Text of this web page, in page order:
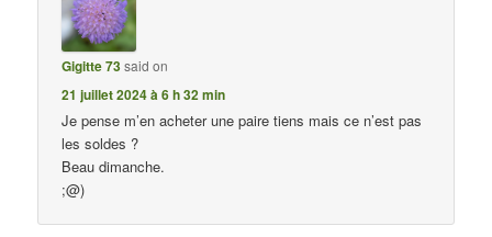
Gigitte 73said on
21 juillet 2024 à 6 h 32 min
Je pense m’en acheter une paire tiens mais ce n’est pas
les soldes ?
Beau dimanche.
;@)